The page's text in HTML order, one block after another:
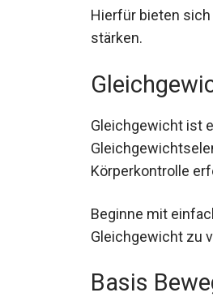
Hierfür bieten sich
stärken.
Gleichgewicht ist
Körperkontrolle
Beginne mit
Gleichgewicht zu
Basis